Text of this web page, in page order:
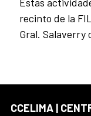
recinto de la
Gral. Salaverry
CCELIMA |